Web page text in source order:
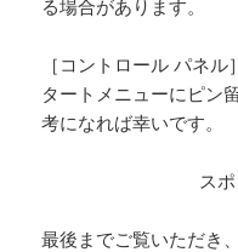
る場合があります。
［コントロール パネ
タートメニューにピン
考になれば幸いです。
ス
最後までご覧いただき